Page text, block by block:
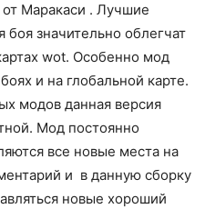
от Маракаси . Лучшие
боя значительно облегчат
wot. Особенно мод
и на глобальной карте.
модов данная версия
Мод постоянно
все новые места на
и в данную сборку
новые хороший